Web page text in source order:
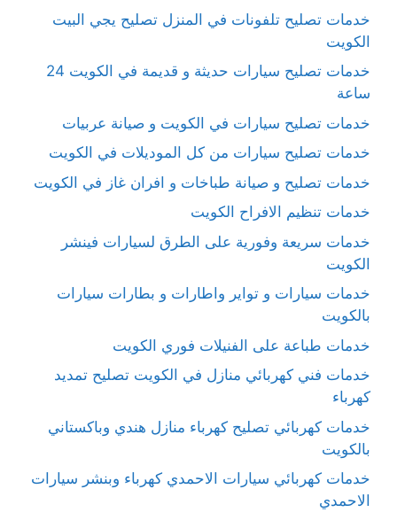
خدمات تصليح تلفونات في المنزل تصليح يجي البيت
الكويت
خدمات تصليح سيارات حديثة و قديمة في الكويت 24
ساعة
خدمات تصليح سيارات في الكويت و صيانة عربيات
خدمات تصليح سيارات من كل الموديلات في الكويت
خدمات تصليح و صيانة طباخات و افران غاز في الكويت
خدمات تنظيم الافراح الكويت
خدمات سريعة وفورية على الطرق لسيارات فينشر
الكويت
خدمات سيارات و تواير واطارات و بطارات سيارات
بالكويت
خدمات طباعة على الفنيلات فوري الكويت
خدمات فني كهربائي منازل في الكويت تصليح تمديد
كهرباء
خدمات كهربائي تصليح كهرباء منازل هندي وباكستاني
بالكويت
خدمات كهربائي سيارات الاحمدي كهرباء وبنشر سيارات
الاحمدي